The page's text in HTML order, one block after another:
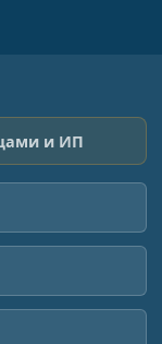
и ИП